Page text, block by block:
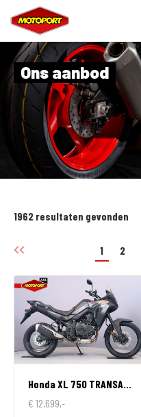
Ons aanbod
1962 resultaten gevonden
1 2
HondaXL 750 TRANSALP
€ 12.699,-